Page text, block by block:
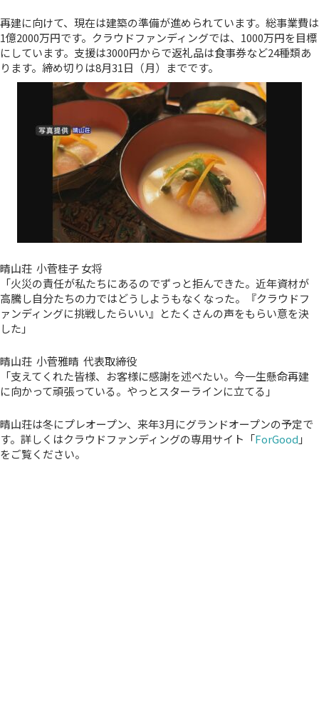
再建に向けて、現在は建築の準備が進められています。総事業費は
1億2000万円です。クラウドファンディングでは、1000万円を目標
にしています。支援は3000円からで返礼品は食事券など24種類あ
ります。締め切りは8月31日（月）までです。
晴山荘 小菅桂子 女将
「火災の責任が私たちにあるのでずっと拒んできた。近年資材が
高騰し自分たちの力ではどうしようもなくなった。『クラウドフ
ァンディングに挑戦したらいい』とたくさんの声をもらい意を決
した」
晴山荘 小菅雅晴 代表取締役
「支えてくれた皆様、お客様に感謝を述べたい。今一生懸命再建
に向かって頑張っている。やっとスターラインに立てる」
晴山荘は冬にプレオープン、来年3月にグランドオープンの予定で
す。詳しくはクラウドファンディングの専用サイト「ForGood 」
をご覧ください。